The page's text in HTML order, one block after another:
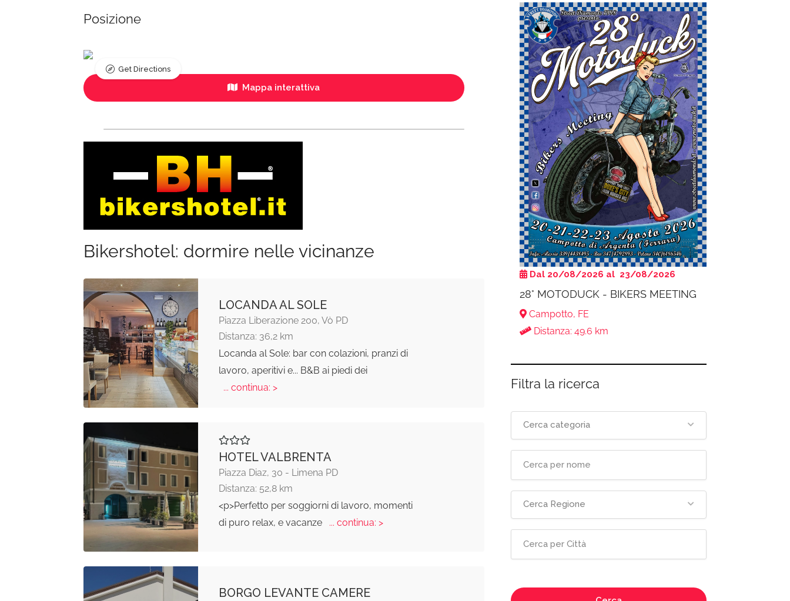
Posizione
Mappa interattiva
Get Directions
Bikershotel: dormire nelle vicinanze
LOCANDA AL SOLE
Piazza Liberazione 200, Vò PD
Distanza: 36,2 km
Locanda al Sole: bar con colazioni, pranzi di
lavoro, aperitivi e... B&B ai piedi dei
... continua: >
HOTEL VALBRENTA
Piazza Diaz, 30 - Limena PD
Distanza: 52,8 km
<p>Perfetto per soggiorni di lavoro, momenti
di puro relax, e vacanze
... continua: >
BORGO LEVANTE CAMERE
Dal 20/08/2026 al 23/08/2026
28° MOTODUCK - BIKERS MEETING
Campotto, FE
Distanza: 49.6 km
Filtra la ricerca
Cerca categoria
Cerca Regione